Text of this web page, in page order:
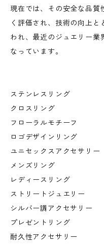
現在では、その安全な品質
く評価され、技術の向上
われ、最近のジュエリー業
なっています。
ステンレスリング
クロスリング
フローラルモチーフ
ロゴデザインリング
ユニセックスアクセサリー
メンズリング
レディースリング
ストリートジュエリー
シルバー調アクセサリー
プレゼントリング
耐久性アクセサリー